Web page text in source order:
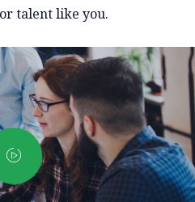
talent like you.